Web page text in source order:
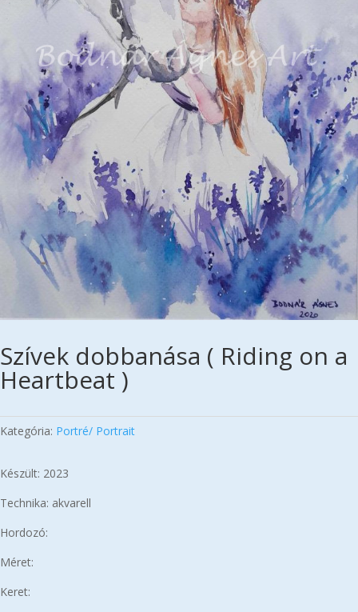
Szívek dobbanása ( Riding on a
Heartbeat )
Kategória: Portré/ Portrait
Készült: 2023
Technika: akvarell
Hordozó:
Méret:
Keret: